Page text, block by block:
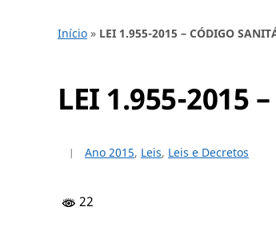
Início » LEI 1.955-2015 – CÓDIGO
LEI 1.955-2015
Ano 2015, Leis, Leis e Decretos
22